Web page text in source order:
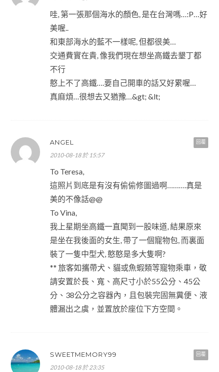
哇, 第一張那個海水的顏色, 是在台灣嗎…:P…好
美喔..
和東部海水的藍不一樣呢, 但都很美…
交通費實在貴, 像我們現在想坐高鐵去墾丁都
不行
憨上不了高鐵….要自己開車的話又好累喔…
真麻煩…很想去又猶豫…&gt; &lt;
回覆
ANGEL
2010-08-18 於 15:57
To Teresa,
這照片到底是有沒有偷偷修圖過啊……….真是
美的不像話@@
To Vina,
我上星期坐高鐵一直聞到一股味道, 結果原來
是坐在我後面的女生, 帶了一個寵物包, 而裏面
裝了一隻中型犬, 憨憨是多大隻啊?
** 旅客如攜帶犬、貓或魚蝦類等寵物乘車，敬
請安置於長、寬、高尺寸小於55公分、45公
分、38公分之容器內，且包裝完固無糞便、液
體漏出之虞，並置放於座位下方空間。
回覆
SWEETMEMORY99
2010-08-18 於 23:35